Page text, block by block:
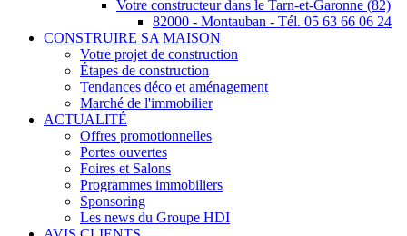
Votre constructeur dans le Tarn-et-Garonne (82)
82000 - Montauban - Tél. 05 63 66 06 24
CONSTRUIRE SA MAISON
Votre projet de construction
Étapes de construction
Tendances déco et aménagement
Marché de l'immobilier
ACTUALITÉ
Offres promotionnelles
Portes ouvertes
Foires et Salons
Programmes immobiliers
Sponsoring
Les news du Groupe HDI